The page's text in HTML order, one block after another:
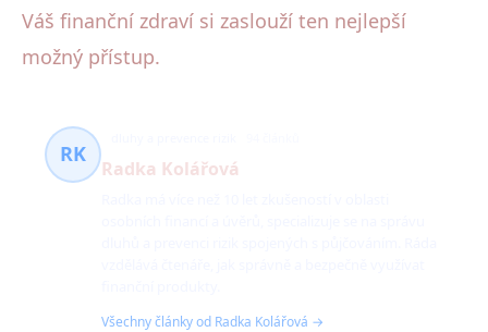
Váš finanční zdraví si zaslouží ten nejlepší
možný přístup.
RK
Radka Kolářová
Všechny články od Radka Kolářová →